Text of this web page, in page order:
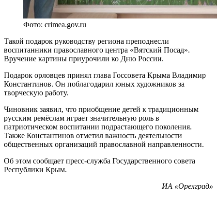
Фото: crimea.gov.ru
Такой подарок руководству региона преподнесли
воспитанники православного центра «Вятский Посад».
Вручение картины приурочили ко Дню России.
Подарок орловцев принял глава Госсовета Крыма Владимир
Константинов. Он поблагодарил юных художников за
творческую работу.
Чиновник заявил, что приобщение детей к традиционным
русским ремёслам играет значительную роль в
патриотическом воспитании подрастающего поколения.
Также Константинов отметил важность деятельности
общественных организаций православной направленности.
Об этом сообщает пресс-служба Государственного совета
Республики Крым.
ИА «Орелград»